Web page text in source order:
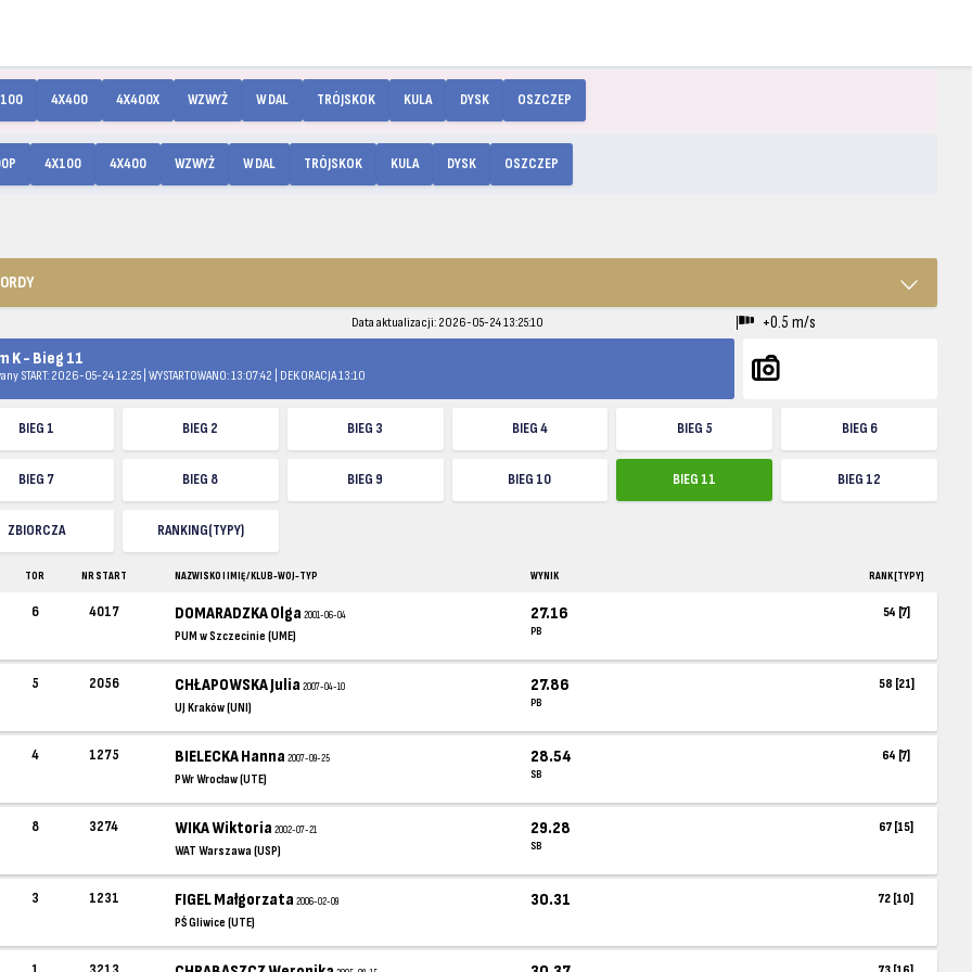
4X400 4X400X WZWYŻ W DAL TRÓJSKOK KULA DYSK OSZCZEP
4X100 4X400 WZWYŻ W DAL TRÓJSKOK KULA DYSK OSZCZEP
Data aktualizacji: 2026-05-24 13:25:10
+0.5 m/s
K - Bieg 11
START: 2026-05-24 12:25 | WYSTARTOWANO: 13:07:42 | DEKORACJA 13:10
BIEG 1 BIEG 2 BIEG 3 BIEG 4 BIEG 5 BIEG 6
BIEG 7 BIEG 8 BIEG 9 BIEG 10 BIEG 11 BIEG 12
ZBIORCZA RANKING(TYPY)
TOR NR START NAZWISKO I IMIĘ / KLUB-WOJ-TYP WYNIK RANK [TYPY]
6 4017 DOMARADZKA Olga2001-06-04
PUM w Szczecinie (UME)
27.16
PB
54 [7]
5 2056 CHŁAPOWSKA Julia2007-04-10
UJ Kraków (UNI)
27.86
PB
58 [21]
4 1275 BIELECKA Hanna2007-09-25
PWr Wrocław (UTE)
28.54
SB
64 [7]
8 3274 WIKA Wiktoria2002-07-21
WAT Warszawa (USP)
29.28
SB
67 [15]
3 1231 FIGEL Małgorzata2006-02-09
PŚ Gliwice (UTE)
30.31 72 [10]